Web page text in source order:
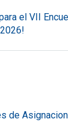
el VII
de